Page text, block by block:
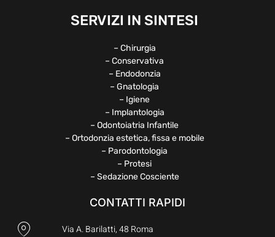
SERVIZI IN SINTESI
– Chirurgia
– Conservativa
– Endodonzia
– Gnatologia
– Igiene
– Implantologia
– Odontoiatria Infantile
– Ortodonzia estetica, fissa e mobile
– Parodontologia
– Protesi
– Sedazione Cosciente
CONTATTI RAPIDI
Via A. Barilatti, 48 Roma